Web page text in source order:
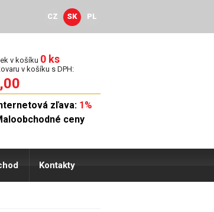
CZ SK PL
v košíku 0 ks
v košíku s DPH:
zľava: 1%
ceny
Kontakty